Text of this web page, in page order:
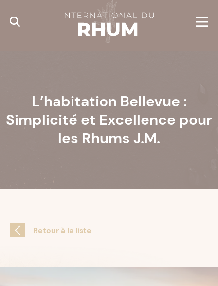
L’habitation Bellevue :
Simplicité et Excellence pour
les Rhums J.M.
Retour à la liste
Cookies management panel